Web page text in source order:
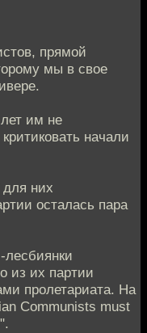
прямой
мы в свое
им не
начали
них
осталась пара
лесбиянки
из их партии
пролетариата. На
Communists must